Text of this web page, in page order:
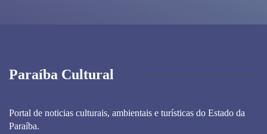
Paraíba Cultural
Portal de noticias culturais, ambientais e turísticas do Estado da
Paraíba.